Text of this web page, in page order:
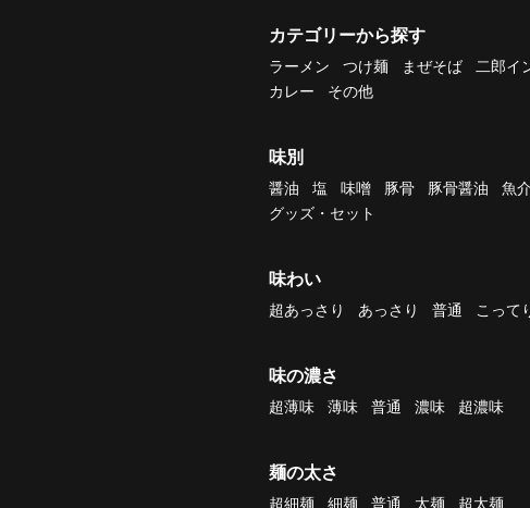
カテゴリーから探す
ラーメン つけ麺 まぜそば 二郎イ
カレー
その他
味別
醤油 塩 味噌 豚骨 豚骨醤油 魚
グッズ・セット
味わい
超あっさり あっさり 普通 こって
味の濃さ
超薄味 薄味 普通 濃味 超濃味
麺の太さ
超細麺 細麺 普通 太麺 超太麺